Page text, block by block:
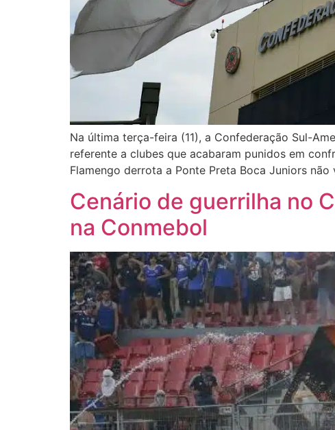
Na última terça-feira (11), a Confederação Sul-
referente a clubes que acabaram punidos em
Flamengo derrota a Ponte Preta Boca Juniors
Cenário de guerrilha no
na Conmebol